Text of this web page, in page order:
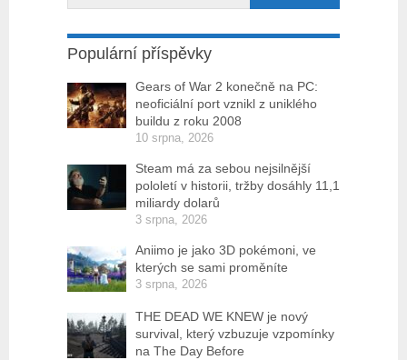
Populární příspěvky
Gears of War 2 konečně na PC:
neoficiální port vznikl z uniklého
buildu z roku 2008
10 srpna, 2026
Steam má za sebou nejsilnější
pololetí v historii, tržby dosáhly 11,1
miliardy dolarů
3 srpna, 2026
Aniimo je jako 3D pokémoni, ve
kterých se sami proměníte
3 srpna, 2026
THE DEAD WE KNEW je nový
survival, který vzbuzuje vzpomínky
na The Day Before